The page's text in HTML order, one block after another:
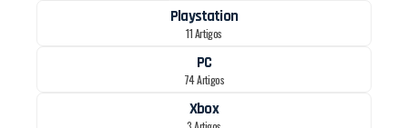
Playstation
11 Artigos
PC
74 Artigos
Xbox